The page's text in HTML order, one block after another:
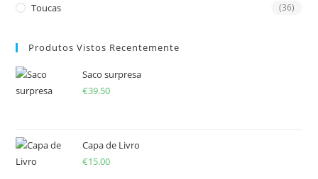
Toucas (36)
Produtos Vistos Recentemente
Saco surpresa
€39.50
Capa de Livro
€15.00